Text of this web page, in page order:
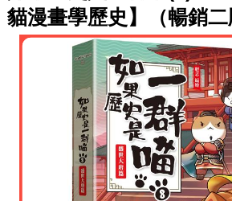
貓漫畫學歷史】（暢銷二